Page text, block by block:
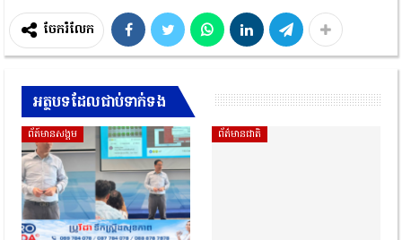
ចែករំលែក
អត្ថបទដែលជាប់ទាក់ទង
ព័ត៍មានសង្គម ព័ត៌មានជាតិ